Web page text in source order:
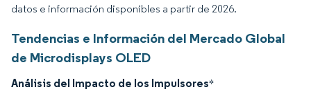
datos e información disponibles a partir de 2026.
Tendencias e Información del Mercado Global
de Microdisplays OLED
Análisis del Impacto de los Impulsores*